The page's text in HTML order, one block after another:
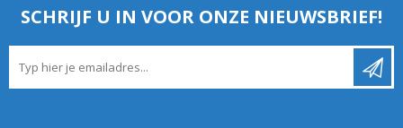
SCHRIJF U IN VOOR ONZE NIEUWSBRIEF!